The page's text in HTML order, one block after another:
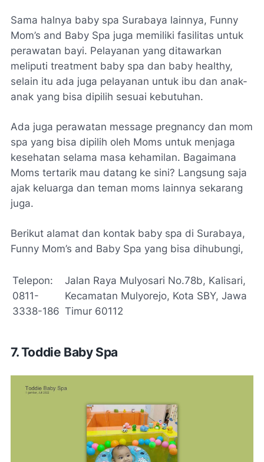
Sama halnya baby spa Surabaya lainnya, Funny
Mom’s and Baby Spa juga memiliki fasilitas untuk
perawatan bayi. Pelayanan yang ditawarkan
meliputi treatment baby spa dan baby healthy,
selain itu ada juga pelayanan untuk ibu dan anak-
anak yang bisa dipilih sesuai kebutuhan.
Ada juga perawatan message pregnancy dan mom
spa yang bisa dipilih oleh Moms untuk menjaga
kesehatan selama masa kehamilan. Bagaimana
Moms tertarik mau datang ke sini? Langsung saja
ajak keluarga dan teman moms lainnya sekarang
juga.
Berikut alamat dan kontak baby spa di Surabaya,
Funny Mom’s and Baby Spa yang bisa dihubungi,
Telepon:
0811-
3338-186
Jalan Raya Mulyosari No.78b, Kalisari,
Kecamatan Mulyorejo, Kota SBY, Jawa
Timur 60112
7. Toddie Baby Spa